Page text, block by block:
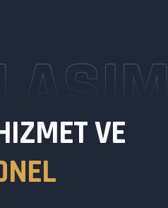
IZMETVE
NEL